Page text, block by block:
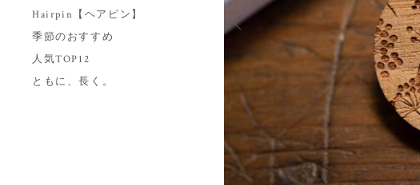
Hairpin【ヘアピン】
季節のおすすめ
人気TOP12
ともに、長く。